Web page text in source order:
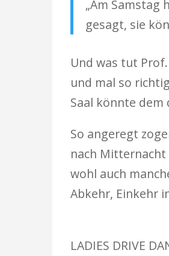
„Am Samstag
gesagt, sie
Und was tut
und mal so
Saal könnte dem
So angeregt
nach Mitternacht
wohl auch
Abkehr, Einkehr
LADIES DRIVE